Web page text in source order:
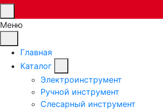
Меню
Главная
Каталог
Электроинструмент
Ручной инструмент
Слесарный инструмент